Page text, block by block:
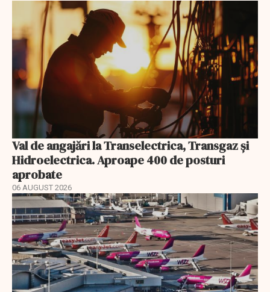
Val de angajări la Transelectrica, Transgaz și
Hidroelectrica. Aproape 400 de posturi
aprobate
06 AUGUST 2026